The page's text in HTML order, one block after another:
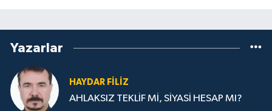
Yazarlar
HAYDAR FİLİZ
AHLAKSIZ TEKLİF Mİ, SİYASİ HESAP MI?